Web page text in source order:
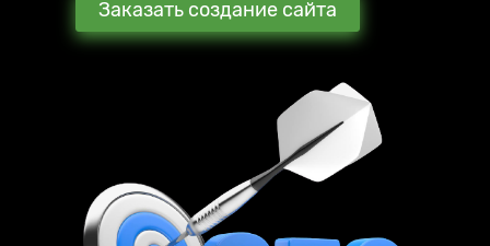
Заказать создание сайта